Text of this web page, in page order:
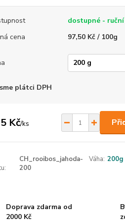
dostupné -
cena
97,50 Kč / 100g
plátci DPH
Kč/ks
CH_rooibos_jahoda-
200
Váha: 200g
Doprava zdarma od
2000 Kč